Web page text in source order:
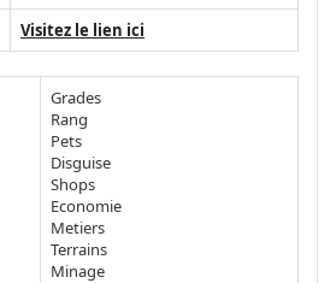
Visitez le lien ici
Grades
Rang
Pets
Disguise
Shops
Economie
Metiers
Terrains
Minage